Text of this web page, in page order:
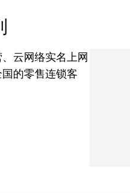
云网络实名上网
的零售连锁客